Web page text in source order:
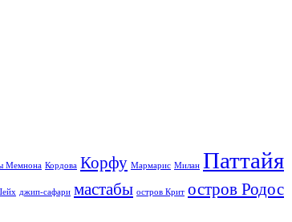
Мемнона Кордова Корфу Мармарис Милан Паттайя
джип-сафари мастабы остров Крит остров Родос